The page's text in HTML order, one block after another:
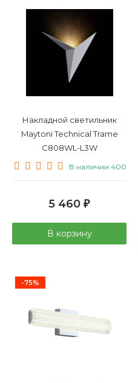
Накладной светильник
Maytoni Technical Trame
C808WL-L3W
В наличии 400
5 460 ₽
В корзину
-75%